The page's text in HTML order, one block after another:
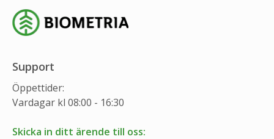
Support
Öppettider:
Vardagar kl 08:00 - 16:30
Skicka in ditt ärende till oss: